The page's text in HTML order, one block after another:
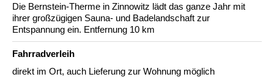
Die Bernstein-Therme in Zinnowitz lädt das ganze Jahr mit
ihrer großzügigen Sauna- und Badelandschaft zur
Entspannung ein. Entfernung 10 km
Fahrradverleih
direkt im Ort, auch Lieferung zur Wohnung möglich